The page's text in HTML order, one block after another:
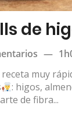
de
—
muy
: higos,
de fibra...